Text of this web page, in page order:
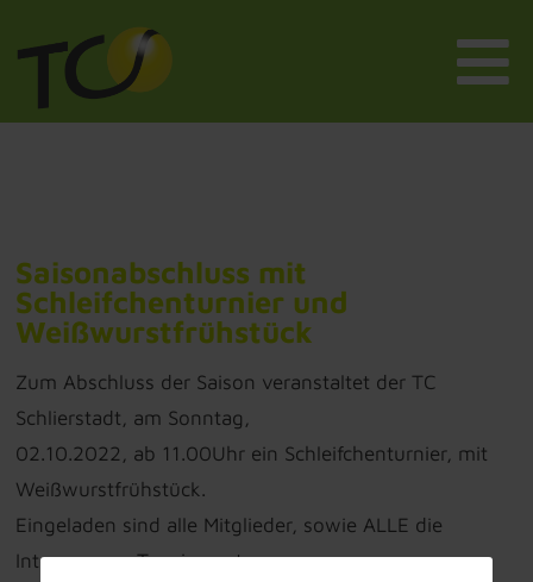
Saisonabschluss mit
Schleifchenturnier und
Weißwurstfrühstück
Zum Abschluss der Saison veranstaltet der TC
Schlierstadt, am Sonntag,
02.10.2022, ab 11.00Uhr ein Schleifchenturnier, mit
Weißwurstfrühstück.
Eingeladen sind alle Mitglieder, sowie ALLE die
Interesse am Tennissport